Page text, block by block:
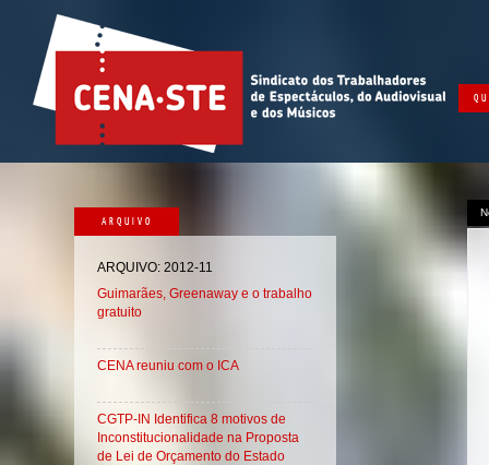
ARQUIVO
ARQUIVO: 2012-11
Guimarães, Greenaway e o trabalho
gratuito
CENA reuniu com o ICA
CGTP-IN Identifica 8 motivos de
Inconstitucionalidade na Proposta
de Lei de Orçamento do Estado